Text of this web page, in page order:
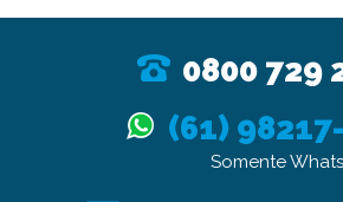
0800 729
(61)
Somente